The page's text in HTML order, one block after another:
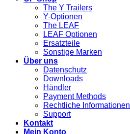
The Y Trailers
Y-Optionen
The LEAF
LEAF Optionen
Ersatzteile
Sonstige Marken
Über uns
Datenschutz
Downloads
Händler
Payment Methods
Rechtliche Informationen
Support
Kontakt
Mein Konto